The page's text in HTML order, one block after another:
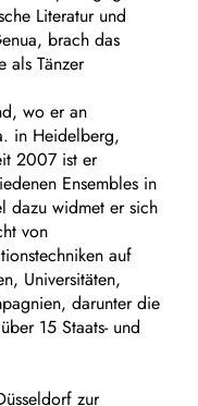
Literatur und
brach das
als Tänzer
wo er an
in Heidelberg,
2007 ist er
Ensembles in
dazu widmet er sich
von
auf
Universitäten,
darunter die
15 Staats- und
zur